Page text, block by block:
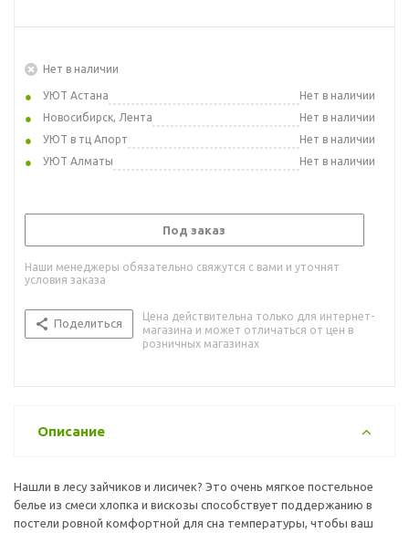
Нет в наличии
УЮТ Астана
Нет в наличии
Новосибирск, Лента
Нет в наличии
УЮТ в тц Апорт
Нет в наличии
УЮТ Алматы
Нет в наличии
Под заказ
Наши менеджеры обязательно свяжутся с вами и уточнят
условия заказа
Поделиться
Цена действительна только для интернет-
магазина и может отличаться от цен в
розничных магазинах
Описание
Нашли в лесу зайчиков и лисичек? Это очень мягкое постельное
белье из смеси хлопка и вискозы способствует поддержанию в
постели ровной комфортной для сна температуры, чтобы ваш